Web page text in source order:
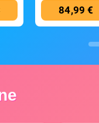
84,99 €